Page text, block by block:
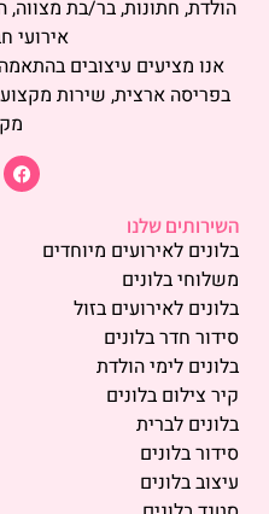
הולדת, חתונות, בר/בת מצווה,
אירועי
אנו מציעים עיצובים
בפריסה ארצית, שירות
השירותים שלנו
בלונים לאירועים מיוחדים
משלוחי בלונים
בלונים לאירועים בזול
סידור חדר בלונים
בלונים לימי הולדת
קיר צילום בלונים
בלונים לברית
סידור בלונים
עיצוב בלונים